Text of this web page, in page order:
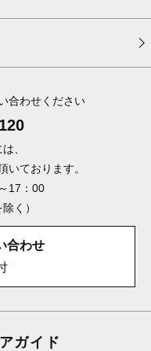
合わせください
、
いております。
17：00
く）
合わせ
ガイド